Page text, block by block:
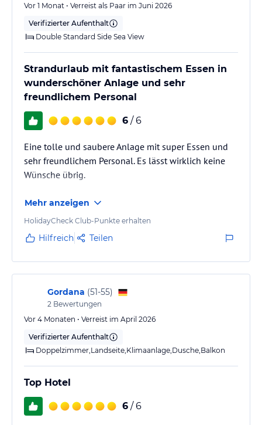
Vor 1 Monat • Verreist als Paar im Juni 2026
Verifizierter Aufenthalt
Double Standard Side Sea View
Strandurlaub mit fantastischem Essen in
wunderschöner Anlage und sehr
freundlichem Personal
6 / 6
Eine tolle und saubere Anlage mit super Essen und
sehr freundlichem Personal. Es lässt wirklich keine
Wünsche übrig.
Mehr anzeigen
HolidayCheck Club-Punkte erhalten
Hilfreich Teilen
Gordana (51-55)
2 Bewertungen
Vor 4 Monaten • Verreist im April 2026
Verifizierter Aufenthalt
Doppelzimmer,Landseite,Klimaanlage,Dusche,Balkon
Top Hotel
6 / 6